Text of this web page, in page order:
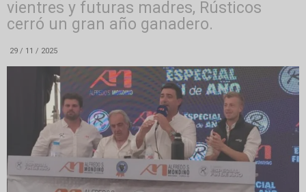
vientres y futuras madres, Rústicos
cerró un gran año ganadero.
29 / 11 / 2025